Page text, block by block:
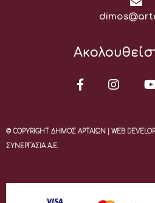
Email:
© COPYRIGHT ΔΗΜΟΣ ΑΡΤΑΙΩΝ | WEB
ΣΥΝΕΡΓΑΣΙΑ Α.Ε.